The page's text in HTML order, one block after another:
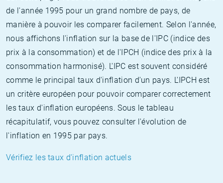
de l'année 1995 pour un grand nombre de pays, de
manière à pouvoir les comparer facilement. Selon l'année,
nous affichons l'inflation sur la base de l'IPC (indice des
prix à la consommation) et de l'IPCH (indice des prix à la
consommation harmonisé). L'IPC est souvent considéré
comme le principal taux d'inflation d'un pays. L'IPCH est
un critère européen pour pouvoir comparer correctement
les taux d'inflation européens. Sous le tableau
récapitulatif, vous pouvez consulter l'évolution de
l'inflation en 1995 par pays.
Vérifiez les taux d'inflation actuels